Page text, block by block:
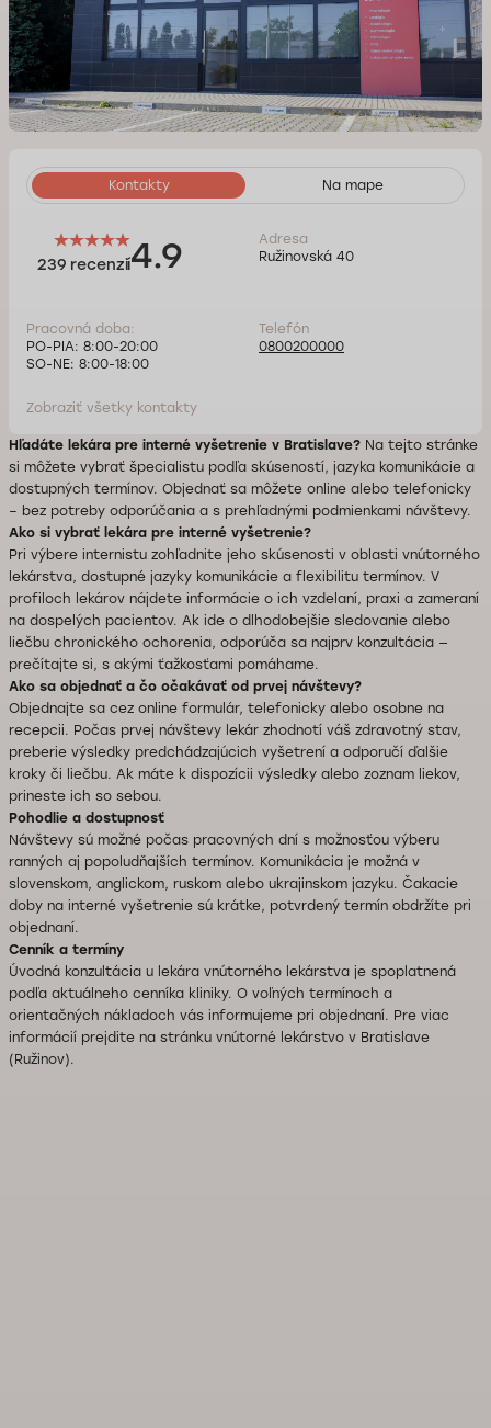
Kontakty Na mape
Adresa
Ružinovská 40
239 recenzií4.9
Telefón
0800200000
Pracovná doba:
PO-PIA: 8:00-20:00
SO-NE: 8:00-18:00
Zobraziť všetky kontakty
Hľadáte lekára pre interné vyšetrenie v Bratislave? Na tejto stránke
si môžete vybrať špecialistu podľa skúseností, jazyka komunikácie a
dostupných termínov. Objednať sa môžete online alebo telefonicky
– bez potreby odporúčania a s prehľadnými podmienkami návštevy.
Ako si vybrať lekára pre interné vyšetrenie?
Pri výbere internistu zohľadnite jeho skúsenosti v oblasti vnútorného
lekárstva, dostupné jazyky komunikácie a flexibilitu termínov. V
profiloch lekárov nájdete informácie o ich vzdelaní, praxi a zameraní
na dospelých pacientov. Ak ide o dlhodobejšie sledovanie alebo
liečbu chronického ochorenia, odporúča sa najprv konzultácia —
prečítajte si, s akými ťažkosťami pomáhame.
Ako sa objednať a čo očakávať od prvej návštevy?
Objednajte sa cez online formulár, telefonicky alebo osobne na
recepcii. Počas prvej návštevy lekár zhodnotí váš zdravotný stav,
preberie výsledky predchádzajúcich vyšetrení a odporučí ďalšie
kroky či liečbu. Ak máte k dispozícii výsledky alebo zoznam liekov,
prineste ich so sebou.
Pohodlie a dostupnosť
Návštevy sú možné počas pracovných dní s možnosťou výberu
ranných aj popoludňajších termínov. Komunikácia je možná v
slovenskom, anglickom, ruskom alebo ukrajinskom jazyku. Čakacie
doby na interné vyšetrenie sú krátke, potvrdený termín obdržíte pri
objednaní.
Cenník a termíny
Úvodná konzultácia u lekára vnútorného lekárstva je spoplatnená
podľa aktuálneho cenníka kliniky. O voľných termínoch a
orientačných nákladoch vás informujeme pri objednaní. Pre viac
informácií prejdite na stránku vnútorné lekárstvo v Bratislave
(Ružinov).